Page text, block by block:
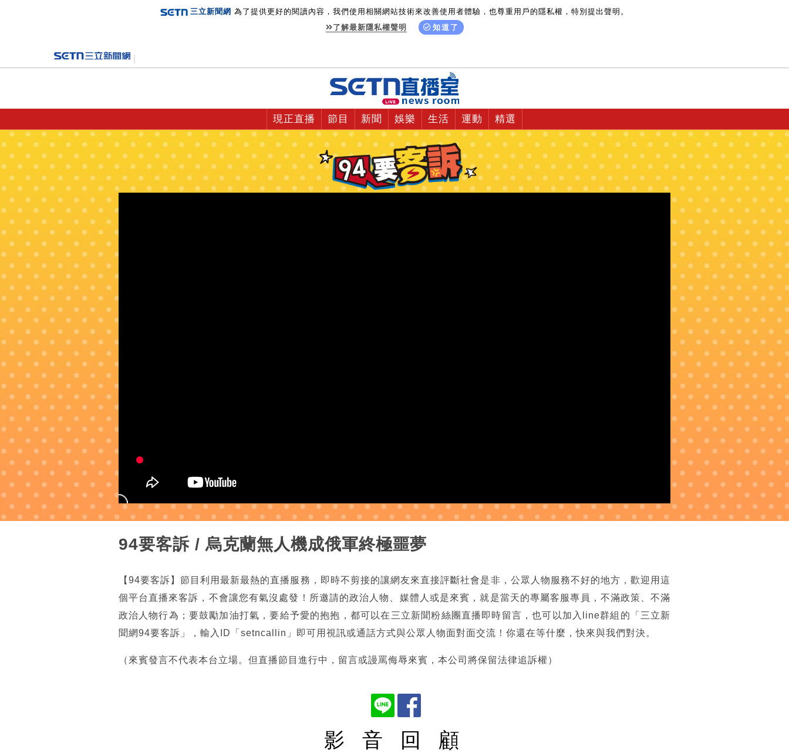
三立新聞網 為了提供更好的閱讀內容，我們使用相關網站技術來改善使用者體驗，也尊重用戶的隱私權，特別提出聲明。
了解最新隱私權聲明
知道了
現正直播 節目 新聞 娛樂 生活 運動 精選
94要客訴 / 烏克蘭無人機成俄軍終極噩夢
【94要客訴】節目利用最新最熱的直播服務，即時不剪接的讓網友來直接評斷社會是非，公眾人物服務不好的地方，歡迎用這
個平台直播來客訴，不會讓您有氣沒處發！所邀請的政治人物、媒體人或是來賓，就是當天的專屬客服專員，不滿政策、不滿
政治人物行為；要鼓勵加油打氣，要給予愛的抱抱，都可以在三立新聞粉絲團直播即時留言，也可以加入line群組的「三立新
聞網94要客訴」，輸入ID「setncallin」即可用視訊或通話方式與公眾人物面對面交流！你還在等什麼，快來與我們對決。
（來賓發言不代表本台立場。但直播節目進行中，留言或謾罵侮辱來賓，本公司將保留法律追訴權）
影 音 回 顧